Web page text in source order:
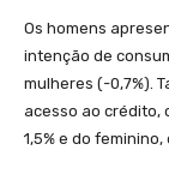
Os homens
intenção de
mulheres (-0,7%).
acesso ao crédito,
1,5% e do feminino,